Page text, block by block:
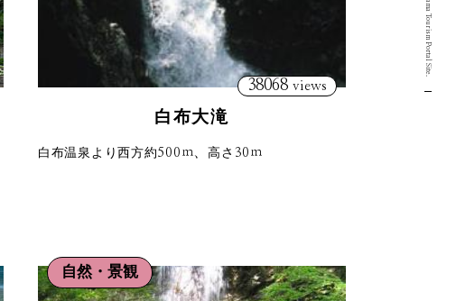
38068 views
白布大滝
白布温泉より西方約500ｍ、高さ30ｍ
自然・景観